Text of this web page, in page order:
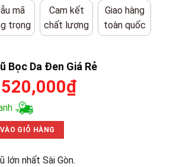
mã
trọng
Cam kết
chất lượng
Giao hàng
toàn quốc
Bọc Da Đen Giá Rẻ
Giá
gốc
là:
800,000₫.
520,000₫Giá
Đen Giá Rẻ số lượng
GIỎ HÀNG
lớn nhất Sài Gòn.